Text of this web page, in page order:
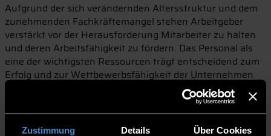
Zustimmung Details Über Cookies
Aufgrund der sich verändernden Altersstruktur und dem
zunehmenden Fachkräftemangel stehen Arbeitgeber
verstärkt vor der Herausforderung Mitarbeiter zu halten
und deren Arbeitsfähigkeit zu fördern. Das Personal als
eine der wichtigsten Ressourcen trägt entscheidend zum
Erfolg und zur Wettbewerbsfähigkeit der Unternehmen
bei. Um die Leistungsfähigkeit und die Zufriedenheit der
Mitarbeiter zu steigern, haben viele Unternehmen
mittlerweile ein professionelles BGM eingerichtet. Dieses
hat sich von einem „Nice-to-have“ zum „Must-have“